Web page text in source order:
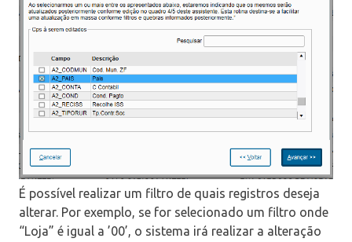
É possível realizar um filtro de quais registros deseja
alterar. Por exemplo, se for selecionado um filtro onde
“Loja” é igual a ’00’, o sistema irá realizar a alteração